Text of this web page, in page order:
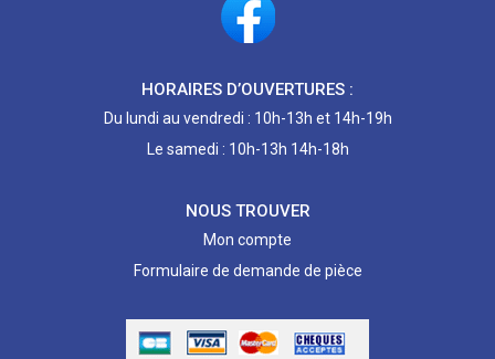
HORAIRES D’OUVERTURES :
Du lundi au vendredi : 10h-13h et 14h-19h
Le samedi : 10h-13h 14h-18h
NOUS TROUVER
Mon compte
Formulaire de demande de pièce